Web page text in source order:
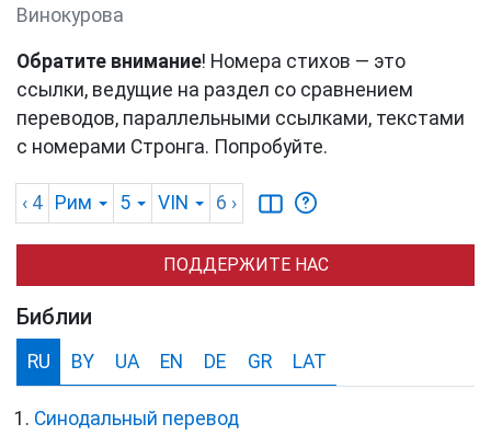
Винокурова
Обратите внимание! Номера стихов — это
ссылки, ведущие на раздел со сравнением
переводов, параллельными ссылками, текстами
с номерами Стронга. Попробуйте.
‹ 4 Рим 5 VIN 6 ›
ПОДДЕРЖИТЕ НАС
Библии
RU BY UA EN DE GR LAT
Синодальный перевод